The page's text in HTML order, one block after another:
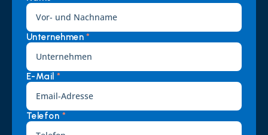
Unternehmen *
E-Mail *
Telefon *